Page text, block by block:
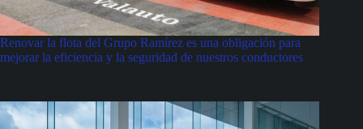
Renovar la flota del Grupo Ramírez es una obligación para
mejorar la eficiencia y la seguridad de nuestros conductores